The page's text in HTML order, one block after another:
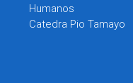
Humanos
Catedra Pio Tamayo